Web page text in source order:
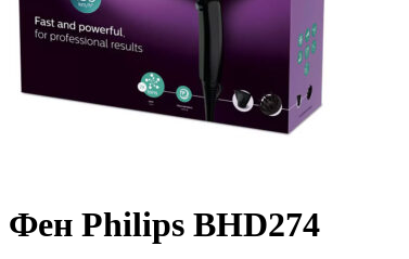
Фен Philips BHD274